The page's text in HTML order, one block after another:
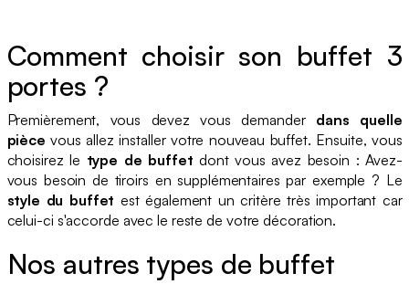
Comment choisir son buffet 3
portes ?
Premièrement, vous devez vous demanderdans quelle
pièce vous allez installer votre nouveau buffet. Ensuite, vous
choisirez le type de buffet dont vous avez besoin : Avez-
vous besoin de tiroirs en supplémentaires par exemple ? Le
style du buffet est également un critère très important car
celui-ci s'accorde avec le reste de votre décoration.
Nos autres types de buffet